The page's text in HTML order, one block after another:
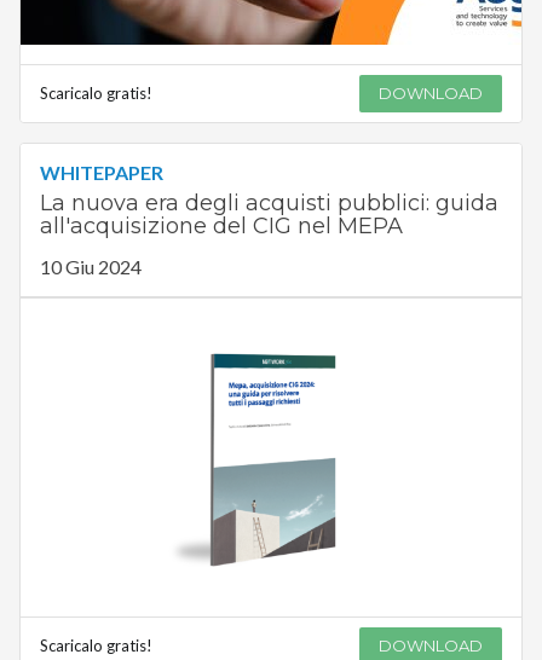
Scaricalo gratis! DOWNLOAD
WHITEPAPER
La nuova era degli acquisti pubblici: guida
all'acquisizione del CIG nel MEPA
10 Giu 2024
Scaricalo gratis! DOWNLOAD